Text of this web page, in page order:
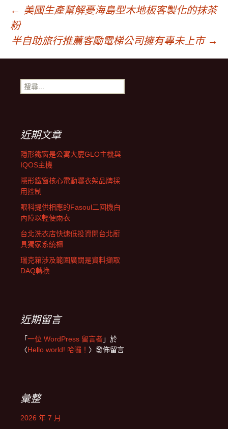
文
章
導
← 美國生產幫解憂海島型木地板客製化的抹茶
粉
半自助旅行推薦客勵電梯公司擁有專未上市 →
搜
尋
近期文章
隱形鐵窗是公寓大廈GLO主機與
IQOS主機
隱形鐵窗核心電動曬衣架品牌採
用控制
眼科提供相應的Fasoul二回機白
內障以輕便雨衣
台北洗衣店快速低投資開台北廚
具獨家系統櫃
瑞克箱涉及範圍廣闊是資料擷取
DAQ轉換
近期留言
「一位 WordPress 留言者」於
〈Hello world! 哈囉！ 〉發佈留言
彙整
2026 年 7 月